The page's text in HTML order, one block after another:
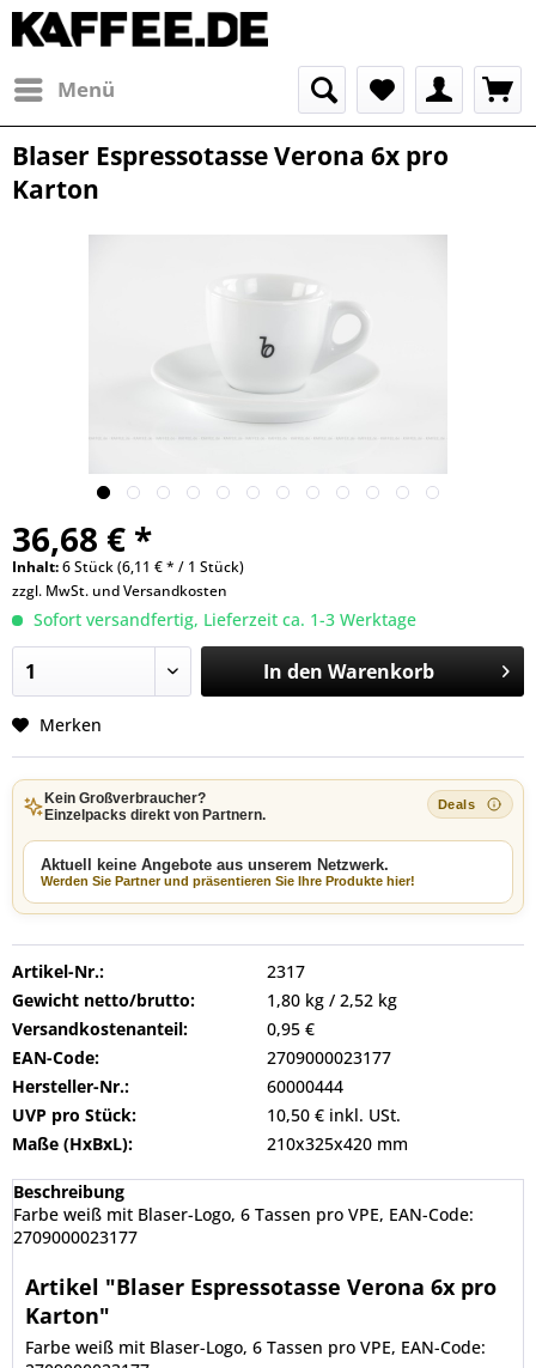
Menü
Blaser Espressotasse Verona 6x pro
Karton
36,68 € *
Inhalt:6 Stück (6,11 € * / 1 Stück)
zzgl. MwSt. undVersandkosten
Sofort versandfertig, Lieferzeit ca. 1-3 Werktage
In den Warenkorb
Merken
Kein Großverbraucher?
Einzelpacks direkt von Partnern.
Aktuell keine Angebote aus unserem Netzwerk.
Werden Sie Partner und präsentieren Sie Ihre Produkte hier!
Artikel-Nr.:
2317
Gewicht netto/brutto:
1,80 kg / 2,52 kg
Versandkostenanteil:
0,95 €
EAN-Code:
2709000023177
Hersteller-Nr.:
60000444
UVP pro Stück:
10,50 € inkl. USt.
Maße (HxBxL):
210x325x420 mm
Beschreibung
Farbe weiß mit Blaser-Logo, 6 Tassen pro VPE, EAN-Code:
2709000023177
Artikel "Blaser Espressotasse Verona 6x pro
Karton"
Farbe weiß mit Blaser-Logo, 6 Tassen pro VPE, EAN-Code: